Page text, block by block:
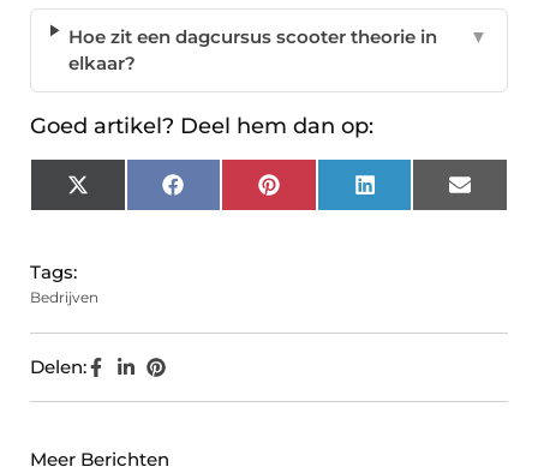
Hoe zit een dagcursus scooter theorie in
elkaar?
▼
Goed artikel? Deel hem dan op:
X
(Twitter)
FacebookPinterest LinkedIn Email
Tags:
Bedrijven
Delen:
Meer Berichten